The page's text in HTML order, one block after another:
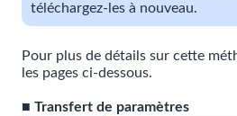
téléchargez-les à nouveau.
Pour plus de détails sur cette
les pages ci-dessous.
■ Transfert de paramètres